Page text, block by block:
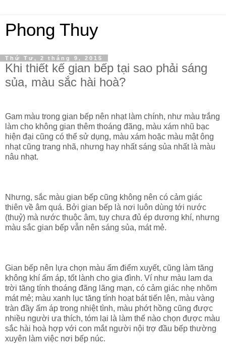
Phong Thuy
Thứ Tư, 2 tháng 9, 2015
Khi thiết kế gian bếp tại sao phải sáng
sủa, màu sắc hài hoà?
Gam màu trong gian bếp nên nhạt làm chính, như màu trắng
làm cho không gian thêm thoáng đãng, màu xám nhũ bạc
hiện đại cũng có thể sử dụng, màu xám hoặc màu mật ông
nhạt cũng trang nhã, nhưng hay nhất sáng sủa nhất là màu
nâu nhạt.
Nhưng, sắc màu gian bếp cũng không nên có cảm giác
thiên về âm quá. Bởi gian bếp là nơi luôn dùng tới nước
(thuỷ) mà nước thuộc âm, tuy chưa đủ ép dương khí, nhưng
màu sắc gian bếp vẫn nên sáng sủa, mát mẻ.
Gian bếp nên lựa chọn màu ấm điểm xuyết, cũng làm tăng
không khí ấm áp, tốt lành cho gia đình. Ví như màu lam da
trời tăng tính thoáng đãng lãng mạn, có cảm giác nhẹ nhõm
mát mẻ; màu xanh lục tăng tính hoạt bát tiến lên, màu vàng
tràn đầy ấm áp trong nhiệt tình, màu phớt hồng cũng được
nhiều người ưa thích, tóm lại là làm thế nào chọn được màu
sắc hài hoà hợp với con mắt người nội trợ đầu bếp thường
xuyên làm việc nơi bếp núc.